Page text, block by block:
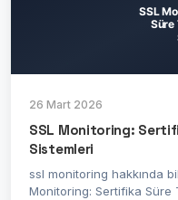
26 Mart 2026
SSL Monitoring:
Sistemleri
ssl monitoring hakkında
Monitoring: Sertifika Süre